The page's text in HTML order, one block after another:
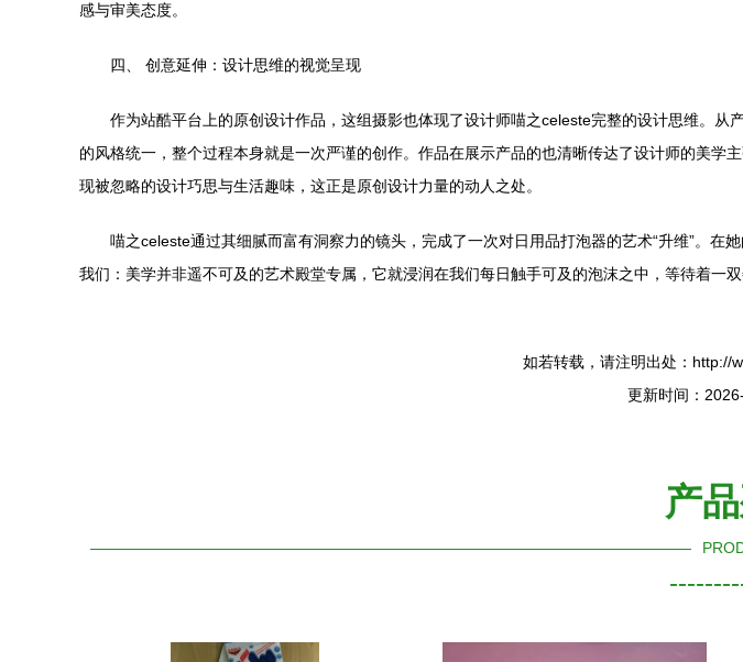
感与审美态度。
四、 创意延伸：设计思维的视觉呈现
作为站酷平台上的原创设计作品，这组摄影也体现了设计师喵之celeste完整的设计思维。
的风格统一，整个过程本身就是一次严谨的创作。作品在展示产品的也清晰传达了设计师的美
现被忽略的设计巧思与生活趣味，这正是原创设计力量的动人之处。
喵之celeste通过其细腻而富有洞察力的镜头，完成了一次对日用品打泡器的艺术“升维”。
我们：美学并非遥不可及的艺术殿堂专属，它就浸润在我们每日触手可及的泡沫之中，等待着一
如若转载，请注明出处：http://
更新时间：
产